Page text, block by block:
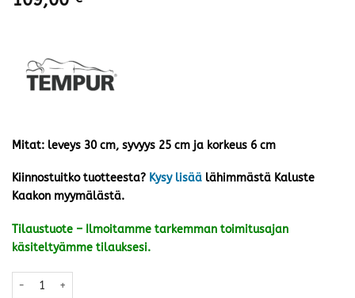
Mitat: leveys 30 cm, syvyys 25 cm ja korkeus 6 cm
Kiinnostuitko tuotteesta? Kysy lisää lähimmästä Kaluste
Kaakon myymälästä.
Tilaustuote – Ilmoitamme tarkemman toimitusajan
käsiteltyämme tilauksesi.
Tempur® Transit -selkätyyny määrä